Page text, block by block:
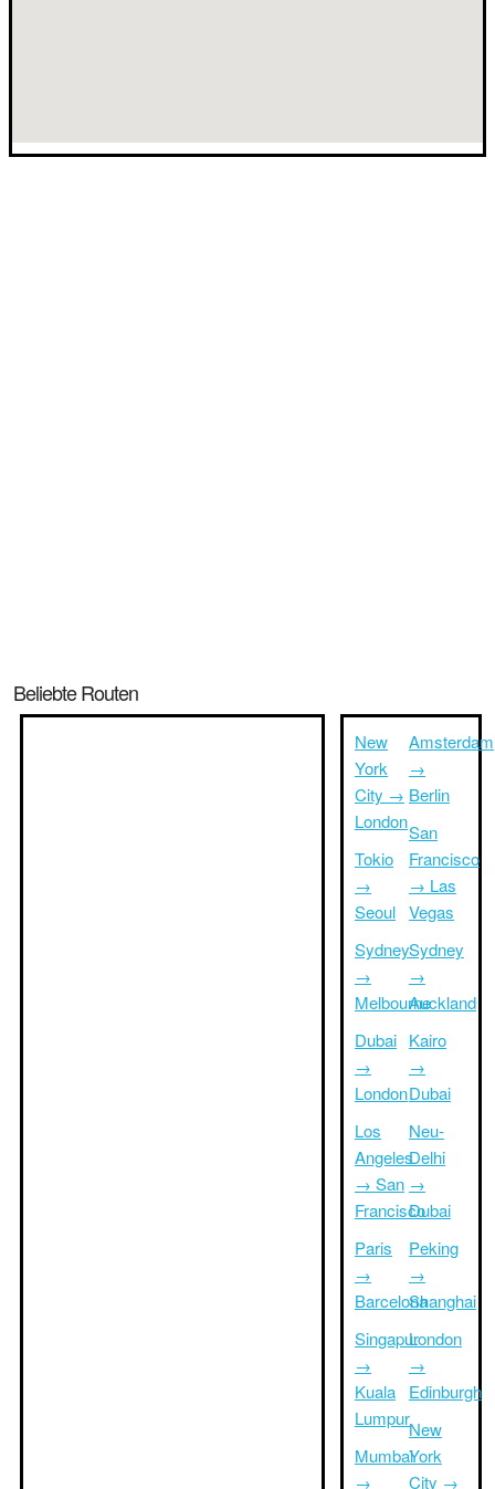
Beliebte Routen
New
York
City →
London
Tokio
→
Seoul
Sydney
→
Melbourne
Dubai
→
London
Los
Angeles
→ San
Francisco
Paris
→
Barcelona
Singapur
→
Kuala
Lumpur
Mumbai
→
Amsterdam
→
Berlin
San
Francisco
→ Las
Vegas
Sydney
→
Auckland
Kairo
→
Dubai
Neu-
Delhi
→
Dubai
Peking
→
Shanghai
London
→
Edinburgh
New
York
City →